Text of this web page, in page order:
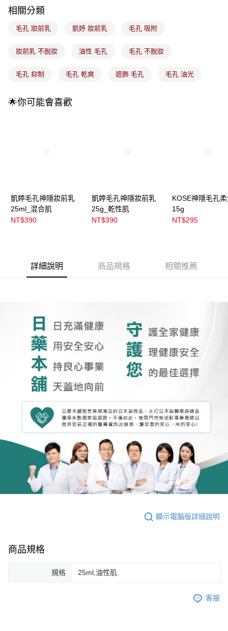
成交易。
4.訂單成立30分鐘內，如未前往確認交易或遇審核未通過，訂單將自動取
【繳款方式說明】
醒簡訊。
運送方式
付款後全家取貨
每筆NT$100，滿NT$899(含以上)免運費
每筆NT$100，滿NT$399(含以上)免運費
相關分類
毛孔 妝前乳 凱婷 妝前乳 毛孔 吸附
妝前乳 不脫妝 油性 毛孔 毛孔 不脫妝
毛孔 抑制 毛孔 乾爽 遮飾 毛孔 毛孔 油光
🌟你可能會喜歡
凱婷毛孔神隱妝前乳
25ml_混合肌
NT$390
凱婷毛孔神隱妝前乳
25g_乾性肌
NT$390
KOSE神隱毛孔
15g
NT$295
詳細說明 商品規格 相關推薦
顯示電腦版詳細說明
商品規格
規格 25ml,油性肌
客服